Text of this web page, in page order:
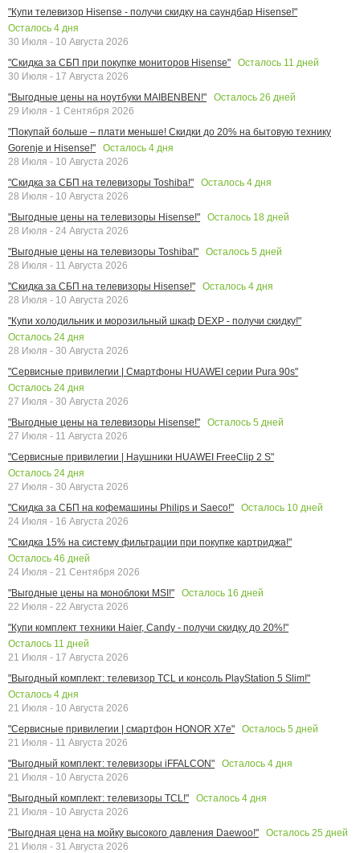
"Купи телевизор Hisense - получи скидку на саундбар Hisense!"
Осталось 4 дня
30 Июля - 10 Августа 2026
"Скидка за СБП при покупке мониторов Hisense"
Осталось 11 дней
30 Июля - 17 Августа 2026
"Выгодные цены на ноутбуки MAIBENBEN!"
Осталось 26 дней
29 Июля - 1 Сентября 2026
"Покупай больше – плати меньше! Скидки до 20% на бытовую технику
Gorenje и Hisense!"
Осталось 4 дня
28 Июля - 10 Августа 2026
"Скидка за СБП на телевизоры Toshiba!"
Осталось 4 дня
28 Июля - 10 Августа 2026
"Выгодные цены на телевизоры Hisense!"
Осталось 18 дней
28 Июля - 24 Августа 2026
"Выгодные цены на телевизоры Toshiba!"
Осталось 5 дней
28 Июля - 11 Августа 2026
"Скидка за СБП на телевизоры Hisense!"
Осталось 4 дня
28 Июля - 10 Августа 2026
"Купи холодильник и морозильный шкаф DEXP - получи скидку!"
Осталось 24 дня
28 Июля - 30 Августа 2026
"Сервисные привилегии | Смартфоны HUAWEI серии Pura 90s"
Осталось 24 дня
27 Июля - 30 Августа 2026
"Выгодные цены на телевизоры Hisense!"
Осталось 5 дней
27 Июля - 11 Августа 2026
"Сервисные привилегии | Наушники HUAWEI FreeClip 2 S"
Осталось 24 дня
27 Июля - 30 Августа 2026
"Скидка за СБП на кофемашины Philips и Saeco!"
Осталось 10 дней
24 Июля - 16 Августа 2026
"Скидка 15% на систему фильтрации при покупке картриджа!"
Осталось 46 дней
24 Июля - 21 Сентября 2026
"Выгодные цены на моноблоки MSI!"
Осталось 16 дней
22 Июля - 22 Августа 2026
"Купи комплект техники Haier, Candy - получи скидку до 20%!"
Осталось 11 дней
21 Июля - 17 Августа 2026
"Выгодный комплект: телевизор TCL и консоль PlayStation 5 Slim!"
Осталось 4 дня
21 Июля - 10 Августа 2026
"Сервисные привилегии | смартфон HONOR X7e"
Осталось 5 дней
21 Июля - 11 Августа 2026
"Выгодный комплект: телевизоры iFFALCON"
Осталось 4 дня
21 Июля - 10 Августа 2026
"Выгодный комплект: телевизоры TCL!"
Осталось 4 дня
21 Июля - 10 Августа 2026
"Выгодная цена на мойку высокого давления Daewoo!"
Осталось 25 дней
21 Июля - 31 Августа 2026